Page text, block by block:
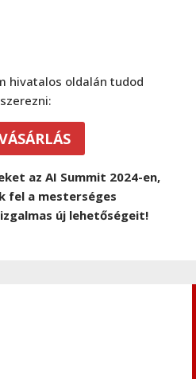
hivatalos oldalán tudod
az AI Summit 2024-en,
fel a mesterséges
új lehetőségeit!